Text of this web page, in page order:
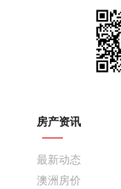
房产资讯
最新动态
澳洲房价